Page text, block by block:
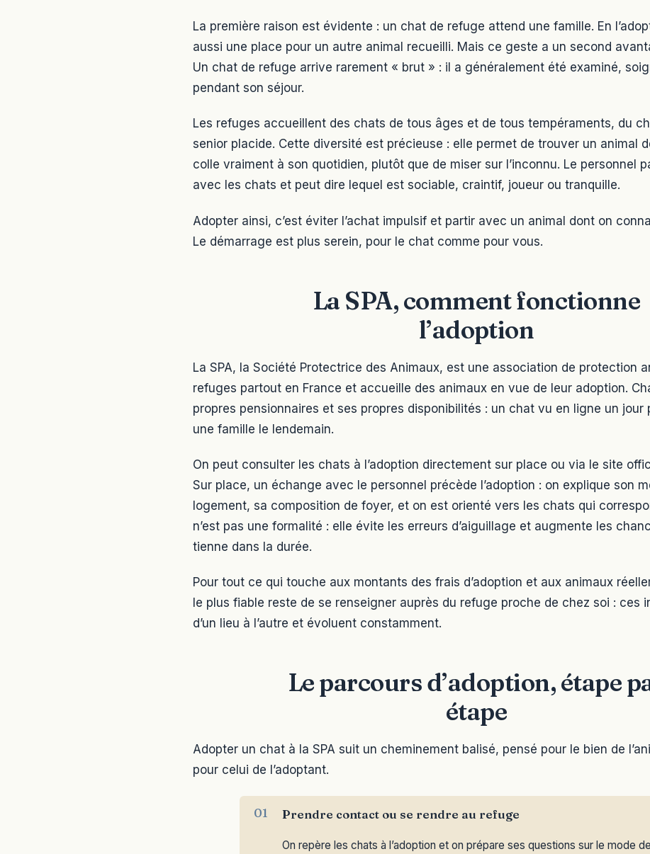
La première raison est évidente : un chat de refuge attend une famille. En
aussi une place pour un autre animal recueilli. Mais ce geste a un second
Un chat de refuge arrive rarement « brut » : il a généralement été examiné,
pendant son séjour.
Les refuges accueillent des chats de tous âges et de tous tempéraments, du
senior placide. Cette diversité est précieuse : elle permet de trouver un animal
colle vraiment à son quotidien, plutôt que de miser sur l’inconnu. Le personnel
avec les chats et peut dire lequel est sociable, craintif, joueur ou tranquille.
Adopter ainsi, c’est éviter l’achat impulsif et partir avec un animal dont on
Le démarrage est plus serein, pour le chat comme pour vous.
La SPA, comment fonctionne
l’adoption
La SPA, la Société Protectrice des Animaux, est une association de protection
refuges partout en France et accueille des animaux en vue de leur adoption.
propres pensionnaires et ses propres disponibilités : un chat vu en ligne un jour
une famille le lendemain.
On peut consulter les chats à l’adoption directement sur place ou via le site
Sur place, un échange avec le personnel précède l’adoption : on explique son
logement, sa composition de foyer, et on est orienté vers les chats qui
n’est pas une formalité : elle évite les erreurs d’aiguillage et augmente les
tienne dans la durée.
Pour tout ce qui touche aux montants des frais d’adoption et aux animaux
le plus fiable reste de se renseigner auprès du refuge proche de chez soi : ces
d’un lieu à l’autre et évoluent constamment.
Le parcours d’adoption, étape
étape
Adopter un chat à la SPA suit un cheminement balisé, pensé pour le bien de
pour celui de l’adoptant.
Prendre contact ou se rendre au refuge
On repère les chats à l’adoption et on prépare ses questions sur le mode